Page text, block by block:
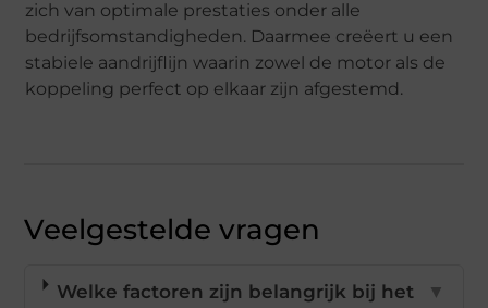
zich van optimale prestaties onder alle
bedrijfsomstandigheden. Daarmee creëert u een
stabiele aandrijflijn waarin zowel de motor als de
koppeling perfect op elkaar zijn afgestemd.
Veelgestelde vragen
Welke factoren zijn belangrijk bij het
▼